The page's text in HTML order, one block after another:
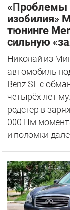
«Проблемы
изобилия»
тюнинге
сильную
Николай из
автомобиль
Benz SL с
четырёх лет
родстер в
000 Нм
и поломки